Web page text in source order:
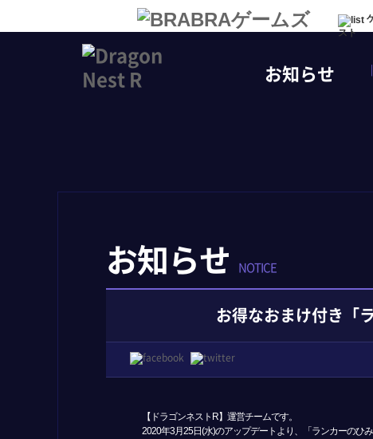
スト
お知らせ
お知らせ NOTICE
お得なおまけ付き「
【ドラゴンネストR】運営チームです。
2020年3月25日(水)のアップデートより、「ランカーのひ